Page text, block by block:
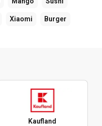
Xiaomi Burger
Kaufland